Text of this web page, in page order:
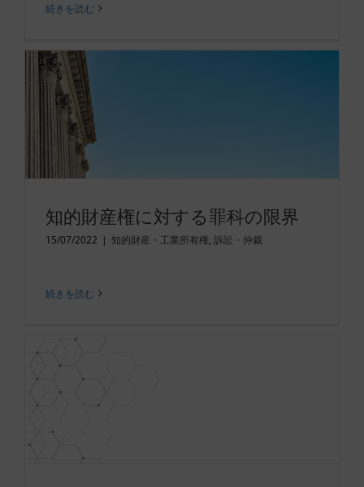
続きを読む
知的財産権に対する罪科の限界
15/07/2022 | 知的財産・工業所有権, 訴訟・仲裁
続きを読む